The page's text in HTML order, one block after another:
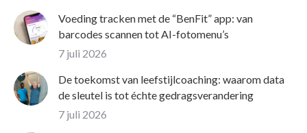
Voeding tracken met de “BenFit” app: van
barcodes scannen tot AI-fotomenu’s
7 juli 2026
De toekomst van leefstijlcoaching: waarom data
de sleutel is tot échte gedragsverandering
7 juli 2026